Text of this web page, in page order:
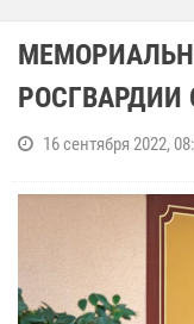
16 сентября 2022,